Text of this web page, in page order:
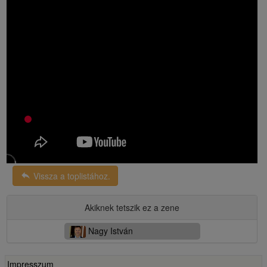
reply Vissza a toplistához.
Akiknek tetszik ez a zene
Nagy István
Impresszum